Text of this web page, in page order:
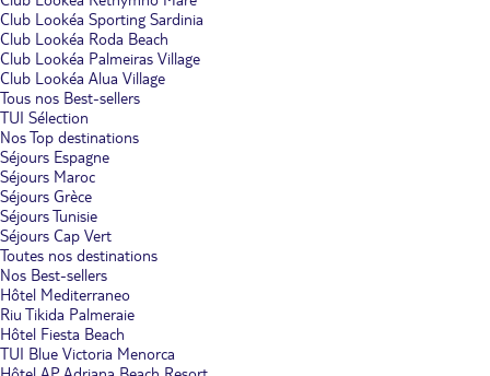
Club Lookéa Sporting Sardinia
Club Lookéa Roda Beach
Club Lookéa Palmeiras Village
Club Lookéa Alua Village
Tous nos Best-sellers
TUI Sélection
Nos Top destinations
Séjours Espagne
Séjours Maroc
Séjours Grèce
Séjours Tunisie
Séjours Cap Vert
Toutes nos destinations
Nos Best-sellers
Hôtel Mediterraneo
Riu Tikida Palmeraie
Hôtel Fiesta Beach
TUI Blue Victoria Menorca